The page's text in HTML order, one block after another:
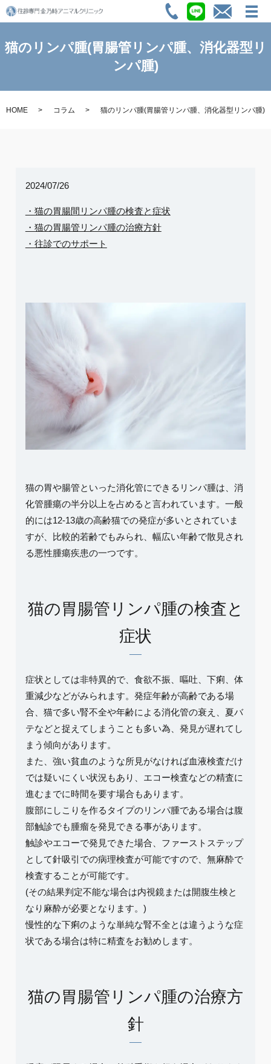
猫のリンパ腫(胃腸管リンパ腫、消化器型リ
ンパ腫)
HOME コラム 猫のリンパ腫(胃腸管リンパ腫、消化器型リンパ腫)
2024/07/26
・猫の胃腸間リンパ腫の検査と症状
・猫の胃腸管リンパ腫の治療方針
・往診でのサポート
猫の胃や腸管といった消化管にできるリンパ腫は、消
化管腫瘍の半分以上を占めると言われています。一般
的には12-13歳の高齢猫での発症が多いとされていま
すが、比較的若齢でもみられ、幅広い年齢で散見され
る悪性腫瘍疾患の一つです。
猫の胃腸管リンパ腫の検査と
症状
症状としては非特異的で、食欲不振、嘔吐、下痢、体
重減少などがみられます。発症年齢が高齢である場
合、猫で多い腎不全や年齢による消化管の衰え、夏バ
テなどと捉えてしまうことも多い為、発見が遅れてし
まう傾向があります。
また、強い貧血のような所見がなければ血液検査だけ
では疑いにくい状況もあり、エコー検査などの精査に
進むまでに時間を要す場合もあります。
腹部にしこりを作るタイプのリンパ腫である場合は腹
部触診でも腫瘤を発見できる事があります。
触診やエコーで発見できた場合、ファーストステップ
として針吸引での病理検査が可能ですので、無麻酔で
検査することが可能です。
(その結果判定不能な場合は内視鏡または開腹生検と
なり麻酔が必要となります。)
慢性的な下痢のような単純な腎不全とは違うような症
状である場合は特に精査をお勧めします。
猫の胃腸管リンパ腫の治療方
針